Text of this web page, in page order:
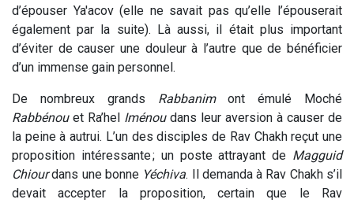
d’épouser Ya'acov (elle ne savait pas qu’elle l’épouserait
également par la suite). Là aussi, il était plus important
d’éviter de causer une douleur à l’autre que de bénéficier
d’un immense gain personnel.
De nombreux grands Rabbanimont émulé Moché
Rabbénouet Ra’hel Iménoudans leur aversion à causer de
la peine à autrui. L’un des disciples de Rav Chakh reçut une
proposition intéressante ; un poste attrayant de Magguid
Chiourdans une bonne Yéchiva. Il demanda à Rav Chakh s’il
devait accepter la proposition, certain que le Rav